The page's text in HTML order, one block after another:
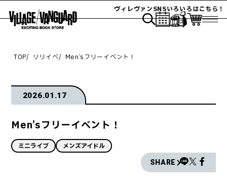
ヴィレヴァンSNSいろいろはこちら！
TOP リリイベ Men’sフリーイベント！
2026.01.17
Men’sフリーイベント！
ミニライブ メンズアイドル
SHARE